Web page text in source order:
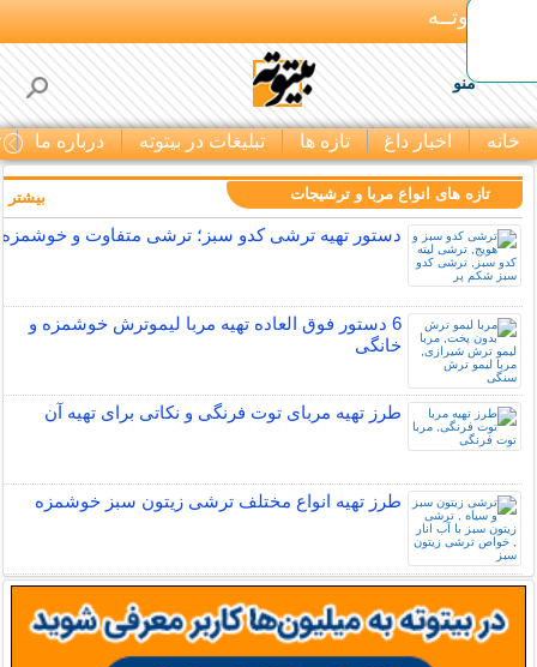
بـیتوتــه
منو
خانه اخبار داغ تازه ها تبلیغات در بیتوته درباره ما
تازه های انواع مربا و ترشیجات
دستور تهیه ترشی کدو سبز؛ ترشی متفاوت و خوشمزه
6 دستور فوق العاده تهیه مربا لیموترش خوشمزه و
خانگی
طرز تهیه مربای توت فرنگی و نکاتی برای تهیه آن
طرز تهیه انواع مختلف ترشی زیتون سبز خوشمزه
بیشتر